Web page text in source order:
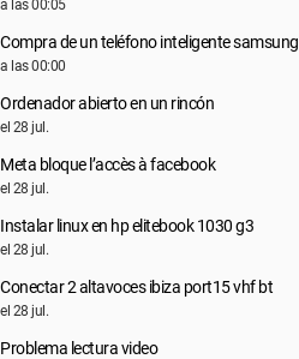
a las 00:05
Compra de un teléfono inteligente samsung
a las 00:00
Ordenador abierto en un rincón
el 28 jul.
Meta bloque l’accès à facebook
el 28 jul.
Instalar linux en hp elitebook 1030 g3
el 28 jul.
Conectar 2 altavoces ibiza port15 vhf bt
el 28 jul.
Problema lectura video